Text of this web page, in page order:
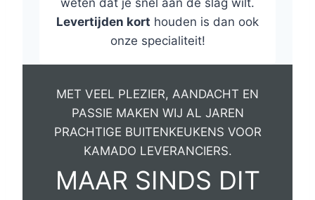
Levertijden kort houden is dan ook
onze specialiteit!
MET VEEL PLEZIER, AANDACHT EN
PASSIE MAKEN WIJ AL JAREN
PRACHTIGE BUITENKEUKENS VOOR
KAMADO LEVERANCIERS.
MAAR SINDS DIT